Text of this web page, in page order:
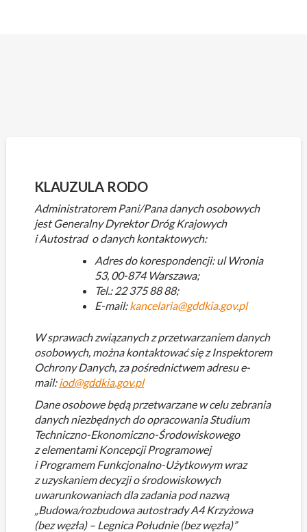
KLAUZULA RODO
Administratorem Pani/Pana danych osobowych
jest Generalny Dyrektor Dróg Krajowych
i Autostrad o danych kontaktowych:
Adres do korespondencji: ul Wronia
53, 00-874 Warszawa;
Tel.: 22 375 88 88;
E-mail:kancelaria@gddkia.gov.pl
W sprawach związanych z przetwarzaniem danych
osobowych, można kontaktować się z Inspektorem
Ochrony Danych, za pośrednictwem adresu e-
mail:iod@gddkia.gov.pl
Dane osobowe będą przetwarzane w celu zebrania
danych niezbędnych do opracowania Studium
Techniczno-Ekonomiczno-Środowiskowego
z elementami Koncepcji Programowej
i Programem Funkcjonalno-Użytkowym wraz
z uzyskaniem decyzji o środowiskowych
uwarunkowaniach dla zadania pod nazwą
„Budowa/rozbudowa autostrady A4 Krzyżowa
(bez węzła) – Legnica Południe (bez węzła)”